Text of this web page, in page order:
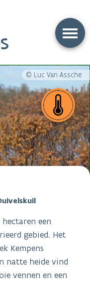
© Luc Van Assche
een
gebied. Het
Kempens
natte heide vind
vennen en een